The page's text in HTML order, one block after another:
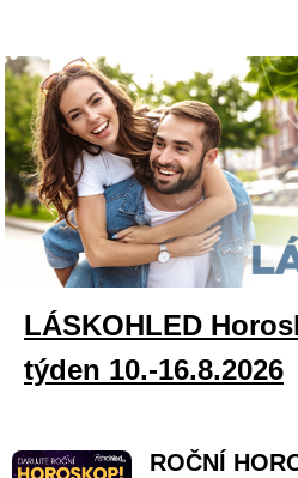
LÁSKOHLED
týden 10.-16.8.2026
ROČNÍ